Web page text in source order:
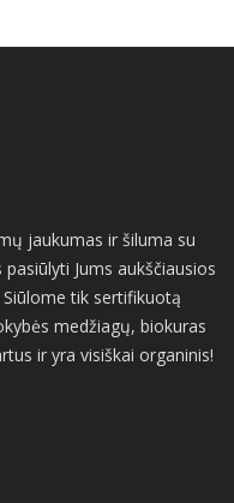
jaukumas ir šiluma su
Jums aukščiausios
tik sertifikuotą
medžiagų, biokuras
ir yra visiškai organinis!